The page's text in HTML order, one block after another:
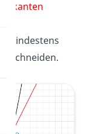
Sekanten
in mindestens
schneiden.